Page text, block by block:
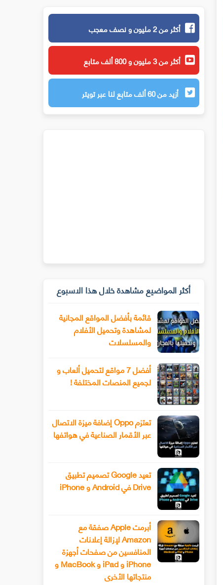
أكثر من 2 مليون و نصف معجب
أكثر من 3 مليون و 800 ألف متابع
أزيد من 60 ألف متابع لنا عبر تويتر
أكثر المواضيع مشاهدة خلال هذا الاسبوع
قائمة بأفضل المواقع المجانية
لمشاهدة وتحميل الأفلام
والمسلسلات
أفضل 7 مواقع لتحميل ألعاب و
لجميع المنصات المختلفة !
تعتزم Oppo إضافة ميزة الاتصال
عبر الأقمار الصناعية في هواتفها
تعيد Google تصميم تطبيق
Drive في Android و iPhone
أبرمت Apple صفقة مع
Amazon لإزالة إعلانات
المنافسين من صفحات أجهزة
iPhone و iPad و MacBook و
منتجاتها الأخرى